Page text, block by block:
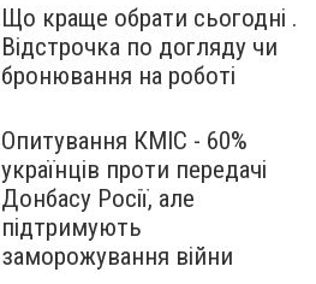
Що краще обрати сьогодні .
Відстрочка по догляду чи
бронювання на роботі
Опитування КМІС - 60%
українців проти передачі
Донбасу Росії, але
підтримують
заморожування війни